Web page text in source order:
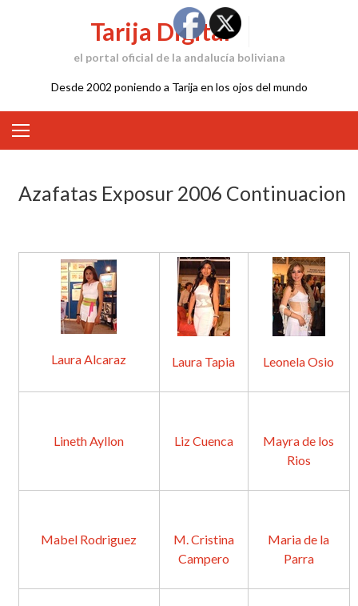
Tarija Digital
el portal oficial de la andalucía boliviana
Desde 2002 poniendo a Tarija en los ojos del mundo
Azafatas Exposur 2006 Continuacion
Laura Alcaraz Laura Tapia Leonela Osio
Lineth Ayllon Liz Cuenca
Mayra de los
Rios
Mabel Rodriguez
M. Cristina
Campero
Maria de la
Parra